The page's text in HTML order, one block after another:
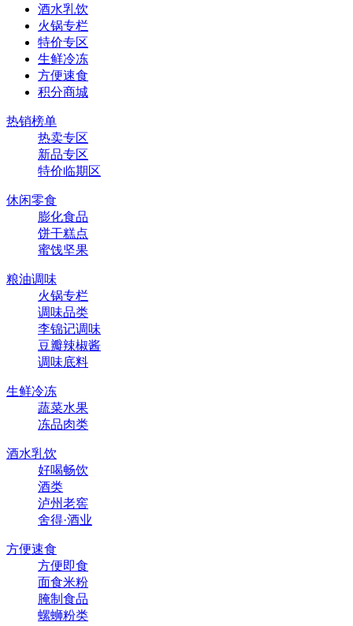
酒水乳饮
火锅专栏
特价专区
生鲜冷冻
方便速食
积分商城
热销榜单
热卖专区
新品专区
特价临期区
休闲零食
膨化食品
饼干糕点
蜜饯坚果
粮油调味
火锅专栏
调味品类
李锦记调味
豆瓣辣椒酱
调味底料
生鲜冷冻
蔬菜水果
冻品肉类
酒水乳饮
好喝畅饮
酒类
泸州老窖
舍得·酒业
方便速食
方便即食
面食米粉
腌制食品
螺蛳粉类